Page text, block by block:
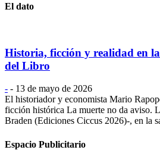
El dato
Historia, ficción y realidad en
del Libro
- - 13 de mayo de 2026
El historiador y economista Mario
ficción histórica La muerte no da aviso.
Braden (Ediciones Ciccus 2026)-, en la
Espacio Publicitario